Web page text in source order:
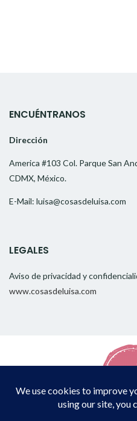
ENCUÉNTRANOS
Dirección
America #103 Col. Parque San
CDMX, México.
E-Mail: luisa@cosasdeluisa.com
LEGALES
Aviso de privacidad y
www.cosasdeluisa.com